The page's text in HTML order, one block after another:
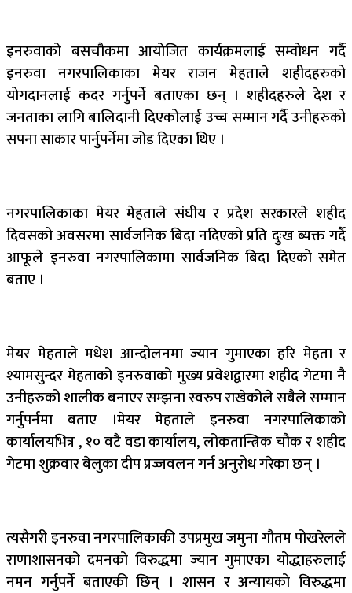
इनरुवाको बसचौकमा आयोजित कार्यक्रमलाई सम्वोधन गर्दै
इनरुवा नगरपालिकाका मेयर राजन मेहताले शहीदहरुको
योगदानलाई कदर गर्नुपर्ने बताएका छन् । शहीदहरुले देश र
जनताका लागि बालिदानी दिएकोलाई उच्च सम्मान गर्दै उनीहरुको
सपना साकार पार्नुपर्नेमा जोड दिएका थिए ।
नगरपालिकाका मेयर मेहताले संघीय र प्रदेश सरकारले शहीद
दिवसको अवसरमा सार्वजनिक बिदा नदिएको प्रति दुःख ब्यक्त गर्दै
आफूले इनरुवा नगरपालिकामा सार्वजनिक बिदा दिएको समेत
बताए ।
मेयर मेहताले मधेश आन्दोलनमा ज्यान गुमाएका हरि मेहता र
श्यामसुन्दर मेहताको इनरुवाको मुख्य प्रवेशद्वारमा शहीद गेटमा नै
उनीहरुको शालीक बनाएर सम्झना स्वरुप राखेकोले सबैले सम्मान
गर्नुपर्नमा बताए ।मेयर मेहताले इनरुवा नगरपालिकाको
कार्यालयभित्र , १० वटै वडा कार्यालय, लोकतान्त्रिक चौक र शहीद
गेटमा शुक्रवार बेलुका दीप प्रज्जवलन गर्न अनुरोध गरेका छन् ।
त्यसैगरी इनरुवा नगरपालिकाकी उपप्रमुख जमुना गौतम पोखरेलले
राणाशासनको दमनको विरुद्धमा ज्यान गुमाएका योद्धाहरुलाई
नमन गर्नुपर्ने बताएकी छिन् । शासन र अन्यायको विरुद्धमा